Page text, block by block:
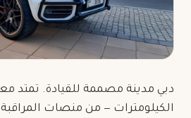
دبي مدينة مصممة للقيادة. تمتد
الكيلومترات — من منصات